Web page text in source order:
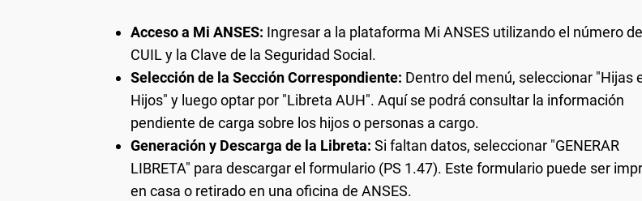
Acceso a Mi ANSES: Ingresar a la plataforma Mi ANSES utilizando el número de
CUIL y la Clave de la Seguridad Social.
Selección de la Sección Correspondiente: Dentro del menú, seleccionar "Hijas
Hijos" y luego optar por "Libreta AUH". Aquí se podrá consultar la información
pendiente de carga sobre los hijos o personas a cargo.
Generación y Descarga de la Libreta: Si faltan datos, seleccionar "GENERAR
LIBRETA" para descargar el formulario (PS 1.47). Este formulario puede ser
en casa o retirado en una oficina de ANSES.